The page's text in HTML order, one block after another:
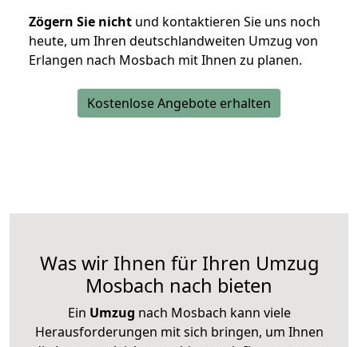
Zögern Sie nicht und kontaktieren Sie uns noch
heute, um Ihren deutschlandweiten Umzug von
Erlangen nach Mosbach mit Ihnen zu planen.
Kostenlose Angebote erhalten
Was wir Ihnen für Ihren Umzug
Mosbach nach bieten
Ein Umzug nach Mosbach kann viele
Herausforderungen mit sich bringen, um Ihnen